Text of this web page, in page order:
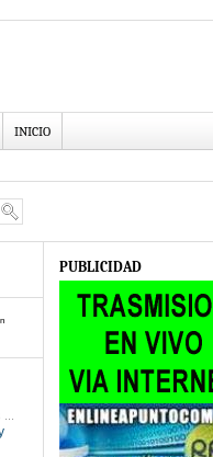
INICIO
PUBLICIDAD